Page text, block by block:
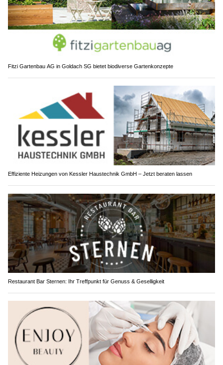
Fitzi Gartenbau AG in Goldach SG bietet biodiverse Gartenkonzepte
Effiziente Heizungen von Kessler Haustechnik GmbH – Jetzt beraten lassen
Restaurant Bar Sternen: Ihr Treffpunkt für Genuss & Geselligkeit